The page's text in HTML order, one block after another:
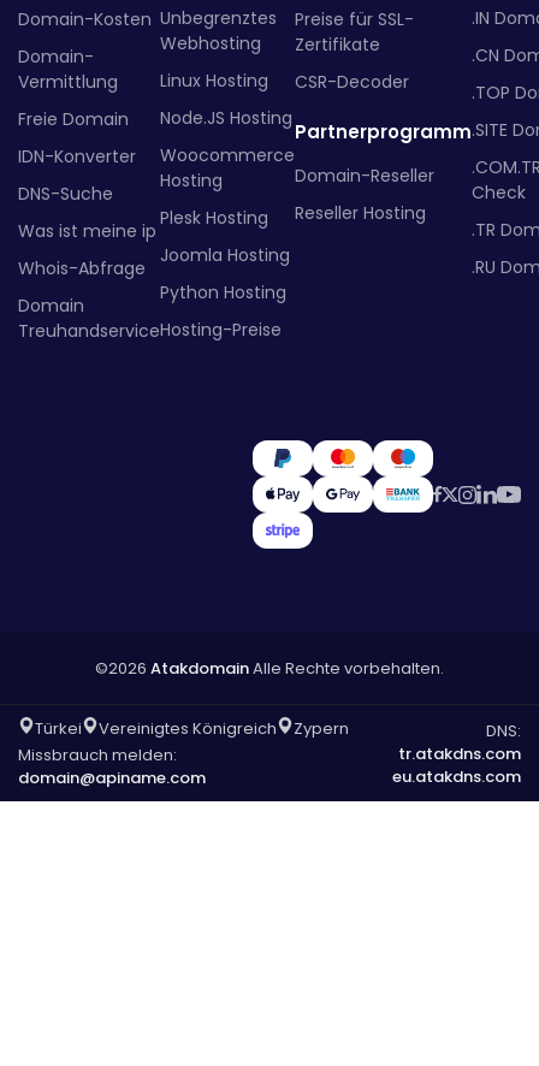
Domain-Kosten
Domain-
Vermittlung
Freie Domain
IDN-Konverter
DNS-Suche
Was ist meine ip
Whois-Abfrage
Domain
Treuhandservice
Unbegrenztes
Webhosting
Linux Hosting
Node.JS Hosting
Woocommerce
Hosting
Plesk Hosting
Joomla Hosting
Python Hosting
Hosting-Preise
Preise für SSL-
Zertifikate
CSR-Decoder
Partnerprogramm
Domain-Reseller
Reseller Hosting
.IN
.CN
.TOP
.SITE
Check
.TR
.RU
©2026 AtakdomainAlle Rechte vorbehalten.
Türkei Vereinigtes Königreich
Zypern
Missbrauch melden:
domain@apiname.com
DNS:
tr.atakdns.com
eu.atakdns.com